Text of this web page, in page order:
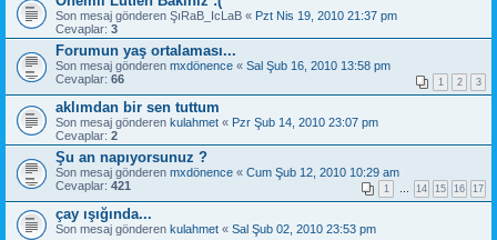
Son mesaj gönderen ŞıRaB_IcLaB « Pzt Nis 19, 2010 21:37 pm
Cevaplar: 3
Forumun yaş ortalaması...
Son mesaj gönderen mxdönence « Sal Şub 16, 2010 13:58 pm
Cevaplar: 66 1 2 3
aklımdan bir sen tuttum
Son mesaj gönderen kulahmet « Pzr Şub 14, 2010 23:07 pm
Cevaplar: 2
Şu an napıyorsunuz ?
Son mesaj gönderen mxdönence « Cum Şub 12, 2010 10:29 am
Cevaplar: 421 1 14 15 16 17
çay ışığında...
Son mesaj gönderen kulahmet « Sal Şub 02, 2010 23:53 pm